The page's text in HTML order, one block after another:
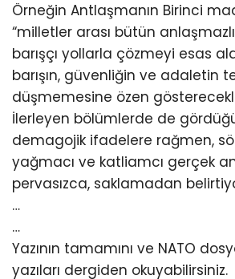
Örneğin Antlaşmanın Birinci
“milletler arası bütün
barışçı yollarla çözmeyi esas
barışın, güvenliğin ve adaletin
düşmemesine özen
İlerleyen bölümlerde de
demagojik ifadelere rağmen,
yağmacı ve katliamcı gerçek
pervasızca, saklamadan
…
…
Yazının tamamını ve NATO
yazıları dergiden okuyabilirsiniz.